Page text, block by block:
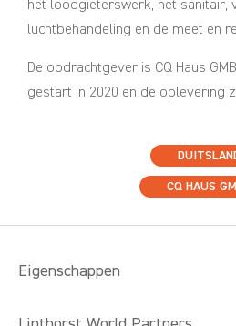
het loodgieterswerk, het sanitair,
luchtbehandeling en de meet en
De opdrachtgever is CQ Haus
gestart in 2020 en de oplevering
CQ HAUS
Eigenschappen